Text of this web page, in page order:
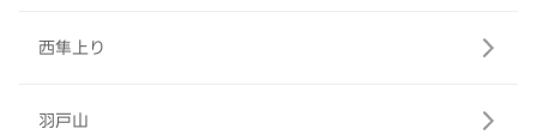
西隼上り
羽戸山